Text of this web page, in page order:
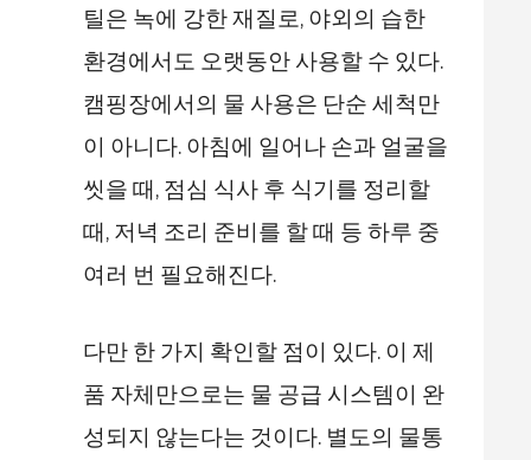
틸은 녹에 강한 재질로, 야외의 습한
환경에서도 오랫동안 사용할 수 있다.
캠핑장에서의 물 사용은 단순 세척만
이 아니다. 아침에 일어나 손과 얼굴을
씻을 때, 점심 식사 후 식기를 정리할
때, 저녁 조리 준비를 할 때 등 하루 중
여러 번 필요해진다.
다만 한 가지 확인할 점이 있다. 이 제
품 자체만으로는 물 공급 시스템이 완
성되지 않는다는 것이다. 별도의 물통